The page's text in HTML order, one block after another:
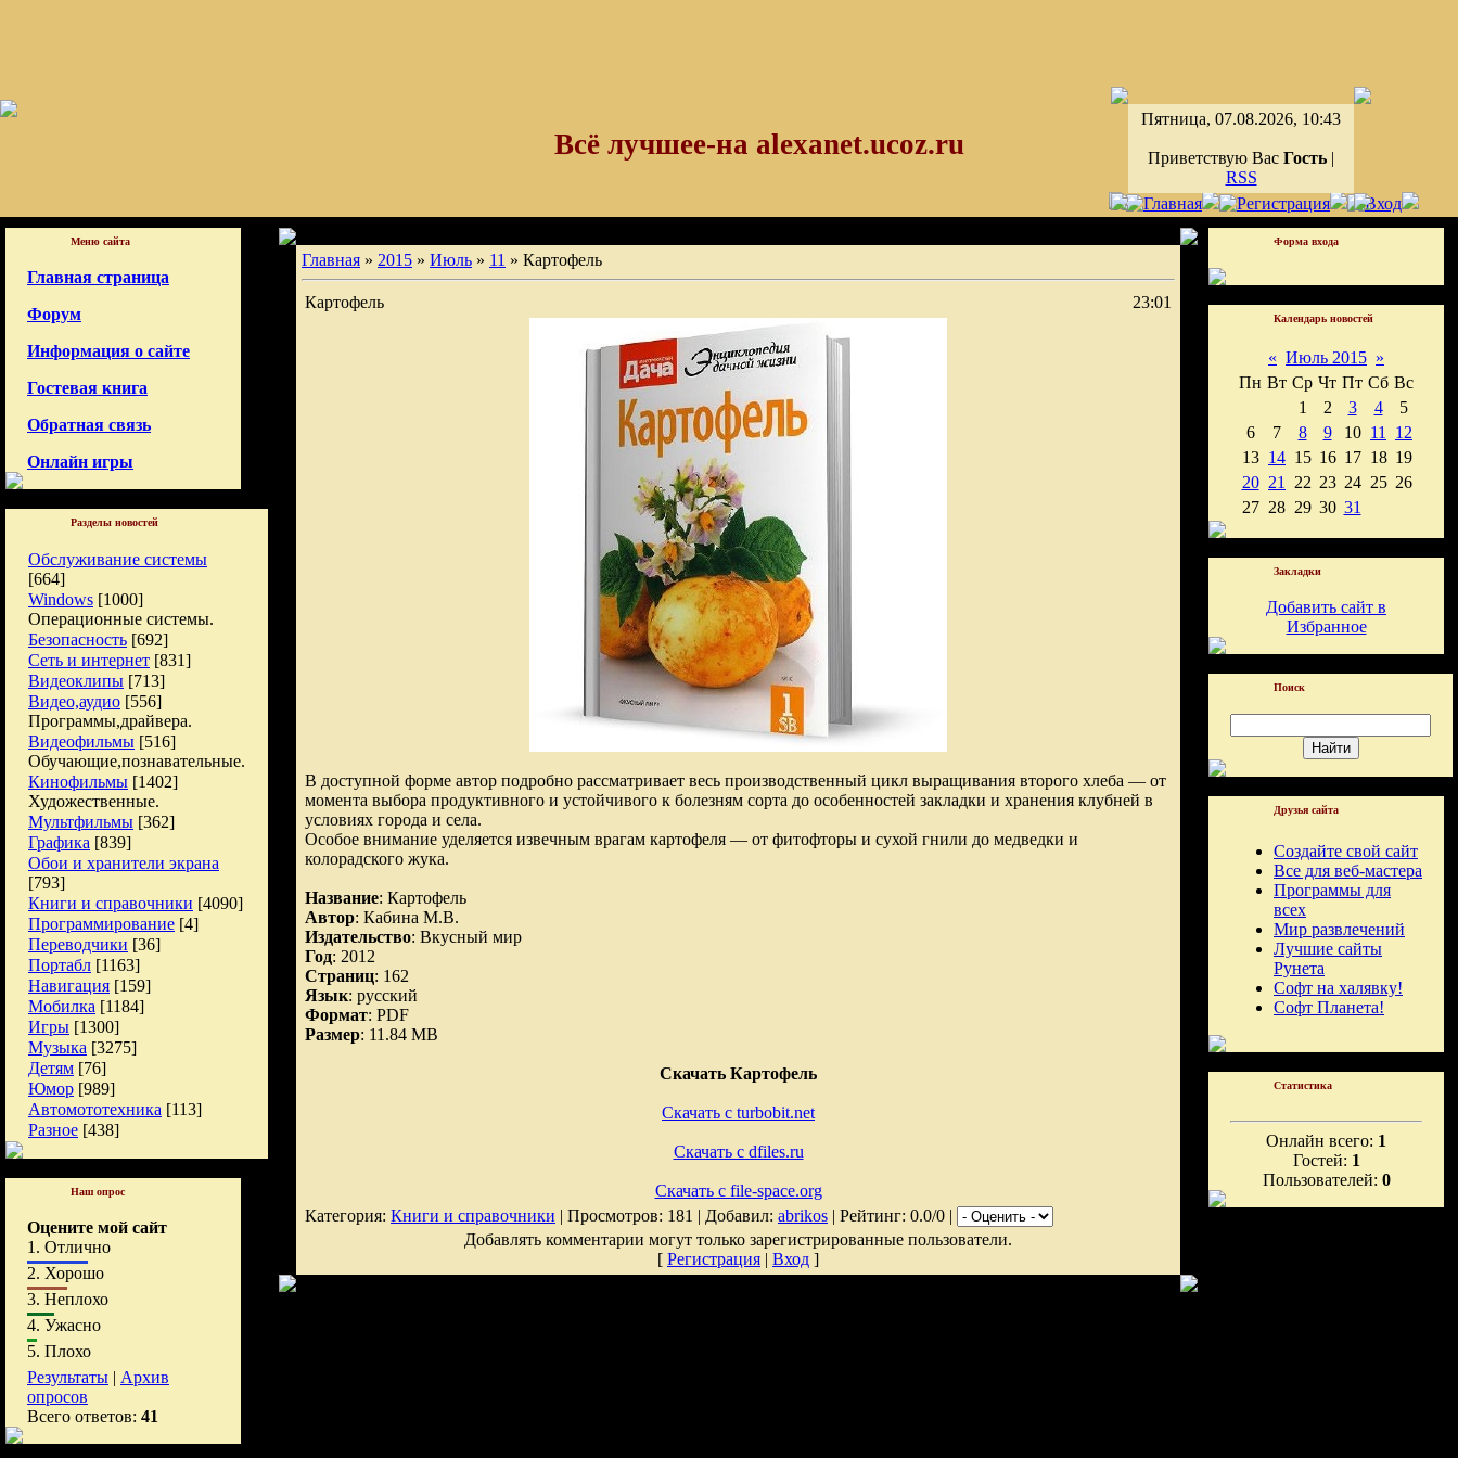
Пятница, 07.08.2026, 10:43
Приветствую Вас Гость |
RSS
Всё лучшее-на alexanet.ucoz.ru
Меню сайта
Главная страница
Форум
Информация о сайте
Гостевая книга
Обратная связь
Онлайн игры
Разделы новостей
Обслуживание системы
[664]
Windows [1000]
Операционные системы.
Безопасность [692]
Сеть и интернет [831]
Видеоклипы [713]
Видео,аудио [556]
Программы,драйвера.
Видеофильмы [516]
Обучающие,познавательные.
Кинофильмы [1402]
Художественные.
Мультфильмы [362]
Графика [839]
Обои и хранители экрана
[793]
Книги и справочники [4090]
Программирование [4]
Переводчики [36]
Портабл [1163]
Навигация [159]
Мобилка [1184]
Игры [1300]
Музыка [3275]
Детям [76]
Юмор [989]
Автомототехника [113]
Разное [438]
Наш опрос
Оцените мой сайт
1. Отлично
2. Хорошо
3. Неплохо
4. Ужасно
5. Плохо
Результаты | Архив
опросов
Всего ответов: 41
Главная » 2015 » Июль » 11 » Картофель
Картофель 23:01
В доступной форме автор подробно рассматривает весь производственный цикл выращивания второго хлеба — от
момента выбора продуктивного и устойчивого к болезням сорта до особенностей закладки и хранения клубней в
условиях города и села.
Особое внимание уделяется извечным врагам картофеля — от фитофторы и сухой гнили до медведки и
колорадского жука.
Название: Картофель
Автор: Кабина М.В.
Издательство: Вкусный мир
Год: 2012
Страниц: 162
Язык: русский
Формат: PDF
Размер: 11.84 MB
Скачать Картофель
Скачать с turbobit.net
Скачать с dfiles.ru
Скачать с file-space.org
Категория: Книги и справочники | Просмотров: 181 | Добавил: abrikos | Рейтинг: 0.0/0 |
Добавлять комментарии могут только зарегистрированные пользователи.
[ Регистрация | Вход ]
Форма входа
Календарь новостей
« Июль 2015 »
Пн Вт Ср Чт Пт Сб Вс
1
2 3 4
5
6
7 8 9 10 11
12
13 14 15 16 17 18 19
20 21 22 23 24 25 26
27 28 29 30 31
Закладки
Добавить сайт в
Избранное
Поиск
Друзья сайта
Создайте свой сайт
Все для веб-мастера
Программы для
всех
Мир развлечений
Лучшие сайты
Рунета
Софт на халявку!
Софт Планета!
Статистика
Онлайн всего: 1
Гостей: 1
Пользователей: 0